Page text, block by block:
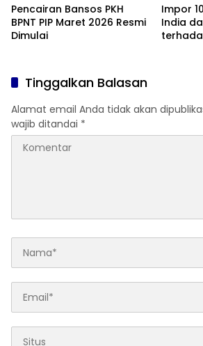
Pencairan Bansos PKH
BPNT PIP Maret 2026 Resmi
Dimulai
Impor
India
Tinggalkan Balasan
Alamat email Anda tidak akan
wajib ditandai *